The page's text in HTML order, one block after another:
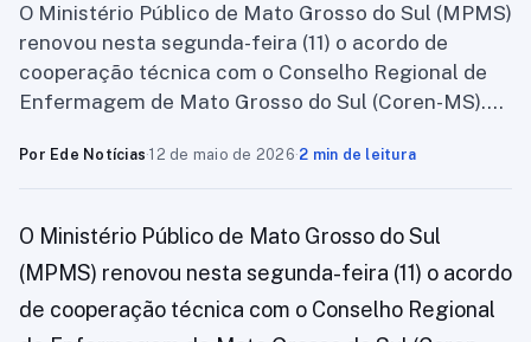
O Ministério Público de Mato Grosso do Sul (MPMS)
renovou nesta segunda-feira (11) o acordo de
cooperação técnica com o Conselho Regional de
Enfermagem de Mato Grosso do Sul (Coren-MS)….
Por Ede Notícias·12 de maio de 2026·2 min de leitura
O Ministério Público de Mato Grosso do Sul
(MPMS) renovou nesta segunda-feira (11) o acordo
de cooperação técnica com o Conselho Regional